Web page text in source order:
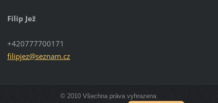
Filip Jež
+420777700171
filipjez@seznam.cz
© 2010 Všechna práva vyhrazena.